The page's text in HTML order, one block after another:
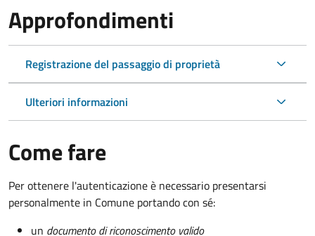
Approfondimenti
Registrazione del passaggio di proprietà
Ulteriori informazioni
Come fare
Per ottenere l'autenticazione è necessario presentarsi
personalmente in Comune portando con sé:
un documento di riconoscimento valido